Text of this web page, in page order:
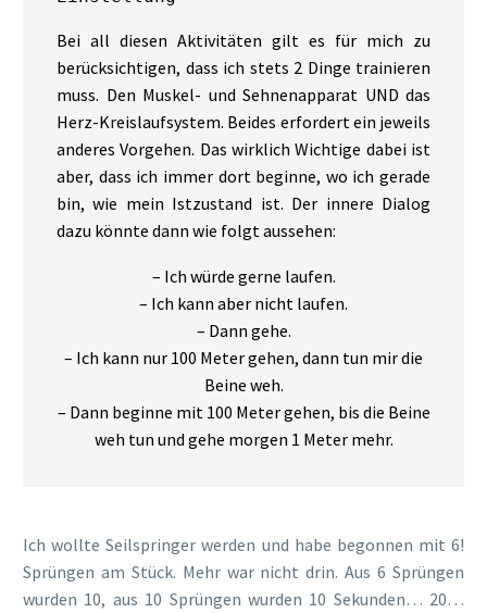
Bei all diesen Aktivitäten gilt es für mich zu
berücksichtigen, dass ich stets 2 Dinge trainieren
muss. Den Muskel- und Sehnenapparat UND das
Herz-Kreislaufsystem. Beides erfordert ein jeweils
anderes Vorgehen. Das wirklich Wichtige dabei ist
aber, dass ich immer dort beginne, wo ich gerade
bin, wie mein Istzustand ist. Der innere Dialog
dazu könnte dann wie folgt aussehen:
– Ich würde gerne laufen.
– Ich kann aber nicht laufen.
– Dann gehe.
– Ich kann nur 100 Meter gehen, dann tun mir die
Beine weh.
– Dann beginne mit 100 Meter gehen, bis die Beine
weh tun und gehe morgen 1 Meter mehr.
Ich wollte Seilspringer werden und habe begonnen mit 6!
Sprüngen am Stück. Mehr war nicht drin. Aus 6 Sprüngen
wurden 10, aus 10 Sprüngen wurden 10 Sekunden… 20…